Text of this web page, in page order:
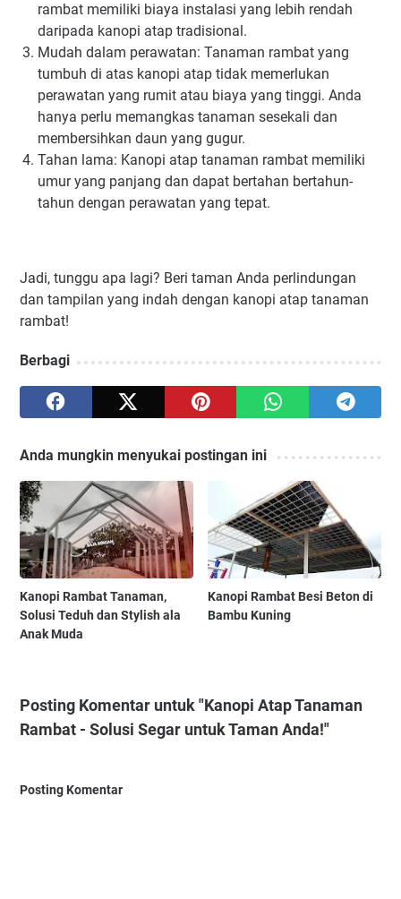
rambat memiliki biaya instalasi yang lebih rendah
daripada kanopi atap tradisional.
Mudah dalam perawatan: Tanaman rambat yang
tumbuh di atas kanopi atap tidak memerlukan
perawatan yang rumit atau biaya yang tinggi. Anda
hanya perlu memangkas tanaman sesekali dan
membersihkan daun yang gugur.
Tahan lama: Kanopi atap tanaman rambat memiliki
umur yang panjang dan dapat bertahan bertahun-
tahun dengan perawatan yang tepat.
Jadi, tunggu apa lagi? Beri taman Anda perlindungan
dan tampilan yang indah dengan kanopi atap tanaman
rambat!
Berbagi
Anda mungkin menyukai postingan ini
Kanopi Rambat Tanaman,
Solusi Teduh dan Stylish ala
Anak Muda
Kanopi Rambat Besi Beton di
Bambu Kuning
Posting Komentar untuk "Kanopi Atap Tanaman
Rambat - Solusi Segar untuk Taman Anda!"
Posting Komentar